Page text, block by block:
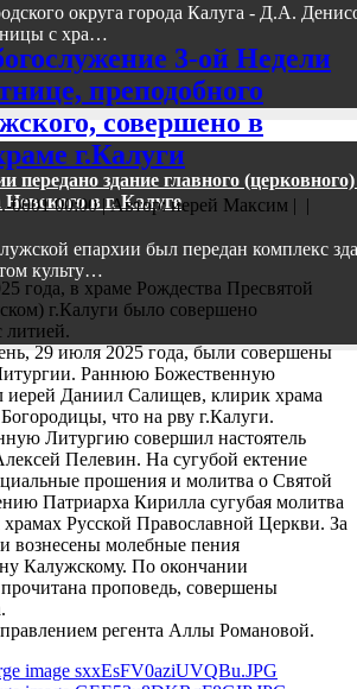
округа города Калуга - Д.А.
с хра…
передано здание главного
в г. Калуге
епархии был передан комплекс
культу…
3-ой Недели
преподобного
совершено в
г.Калуги
0001 00:00|Автор: иерей Максим | |
года, в храме Рождества Пресвятой
г.Калуги было совершено
литией.
29 июля 2025 года, были совершены
Раннюю Божественную
Даниил Салищев, клирик храма
что на рву г.Калуги.
Литургию совершил настоятель
Пелевин. На сугубой ектение
прошения и молитва о Святой
Патриарха Кирилла сугубая молитва
храмах Русской Православной Церкви. За
вознесены молебные пения
Калужскому. По окончании
проповедь, совершены
регента Аллы Романовой.